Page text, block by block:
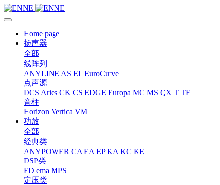
Home page
扬声器
全部
线阵列
ANYLINE AS EL EuroCurve
点声源
DCS Aries CK CS EDGE Europa MC MS QX T TF
音柱
Horizon Vertica VM
功放
全部
经典类
ANYPOWER CA EA EP KA KC KE
DSP类
ED ema MPS
定压类